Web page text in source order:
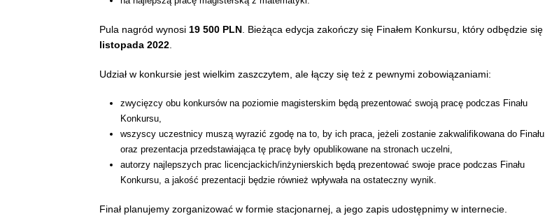
Pula nagród wynosi 19 500 PLN. Bieżąca edycja zakończy się Finałem Konkursu, który odbędzie się
listopada 2022.
Udział w konkursie jest wielkim zaszczytem, ale łączy się też z pewnymi zobowiązaniami:
zwycięzcy obu konkursów na poziomie magisterskim będą prezentować swoją pracę podczas Finału
Konkursu,
wszyscy uczestnicy muszą wyrazić zgodę na to, by ich praca, jeżeli zostanie zakwalifikowana do Finału,
oraz prezentacja przedstawiająca tę pracę były opublikowane na stronach uczelni,
autorzy najlepszych prac licencjackich/inżynierskich będą prezentować swoje prace podczas Finału
Konkursu, a jakość prezentacji będzie również wpływała na ostateczny wynik.
Finał planujemy zorganizować w formie stacjonarnej, a jego zapis udostępnimy w internecie.